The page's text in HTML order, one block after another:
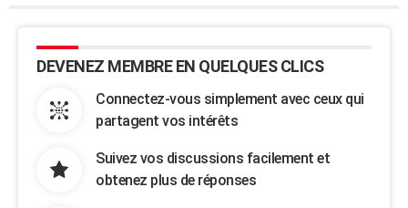
DEVENEZ MEMBRE EN QUELQUES CLICS
Connectez-vous simplement avec ceux qui
partagent vos intérêts
Suivez vos discussions facilement et
obtenez plus de réponses